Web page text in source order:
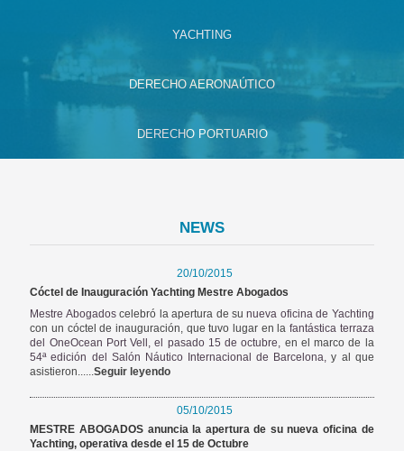
YACHTING
DERECHO AERONAÚTICO
DERECHO PORTUARIO
NEWS
20/10/2015
Cóctel de Inauguración Yachting Mestre Abogados
Mestre Abogadoscelebró la apertura de sunueva oficina de Yachting
con un cóctel de inauguración, que tuvo lugar en lafantástica terraza
del OneOcean Port Vell, el pasado 15 de octubre,
en el marco de la
54ª edición del Salón Náutico Internacional de Barcelona,
y al que
asistieron......Seguir leyendo
05/10/2015
MESTRE ABOGADOS anuncia la apertura de su nueva oficina de
Yachting, operativa desde el 15 de Octubre